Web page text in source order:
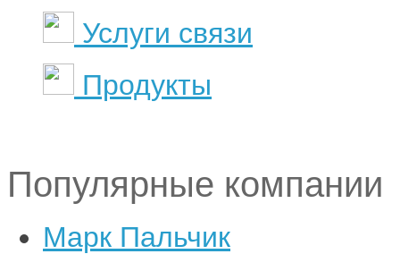
Услуги связи
Продукты
Популярные компании
Марк Пальчик